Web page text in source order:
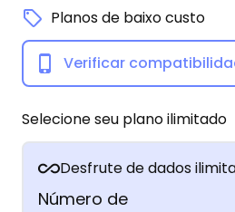
Planos de baixo custo
Verificar
Selecione seu plano ilimitado
Desfrute de dados
Número de